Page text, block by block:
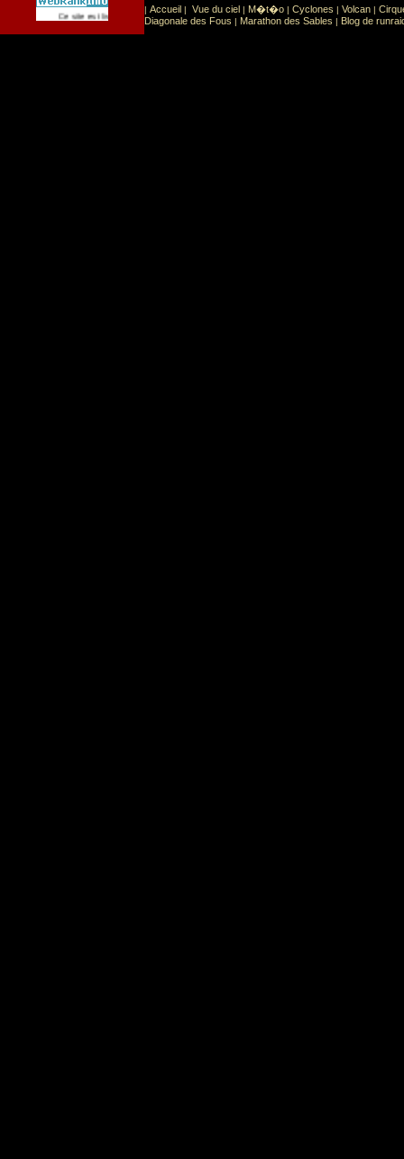
Ce site est list� dans la cat�gorie Sport: Sports extr�mes
| Accueil | Vue du ciel | M�t�o | Cyclones | Volcan |
Diagonale des Fous | Marathon des Sables | Blog de